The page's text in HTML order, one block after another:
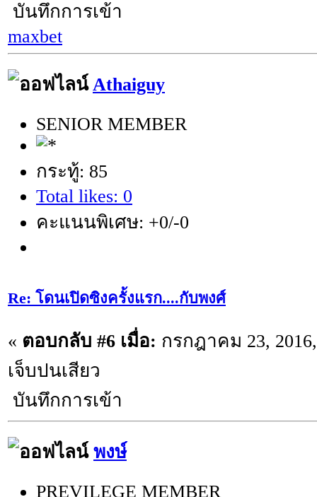
บันทึกการเข้า
maxbet
Athaiguy
SENIOR MEMBER
กระทู้: 85
Total likes: 0
คะแนนพิเศษ: +0/-0
Re: โดนเปิดซิงครั้งแรก....กับพงศ์
« ตอบกลับ #6 เมื่อ: กรกฎาคม 23,
เจ็บปนเสียว
บันทึกการเข้า
พงษ์
PREVILEGE MEMBER